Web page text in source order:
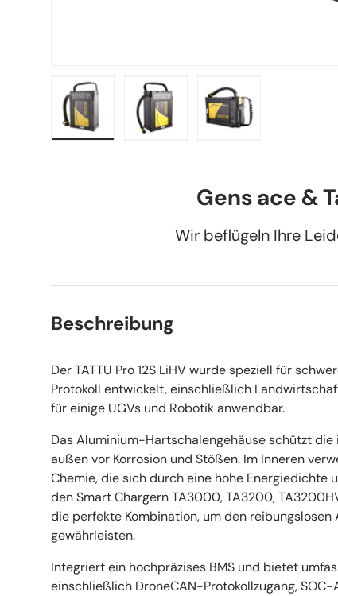
Gens ace &
Wir beflügeln Ihre
Beschreibung
Der TATTU Pro 12S LiHV wurde speziell für
Protokoll entwickelt, einschließlich
für einige UGVs und Robotik anwendbar.
Das Aluminium-Hartschalengehäuse schützt die
außen vor Korrosion und Stößen. Im Inneren
Chemie, die sich durch eine hohe
den Smart Chargern TA3000, TA3200,
die perfekte Kombination, um den reibungslosen
gewährleisten.
Integriert ein hochpräzises BMS und bietet
einschließlich DroneCAN-Protokollzugang, SOC-